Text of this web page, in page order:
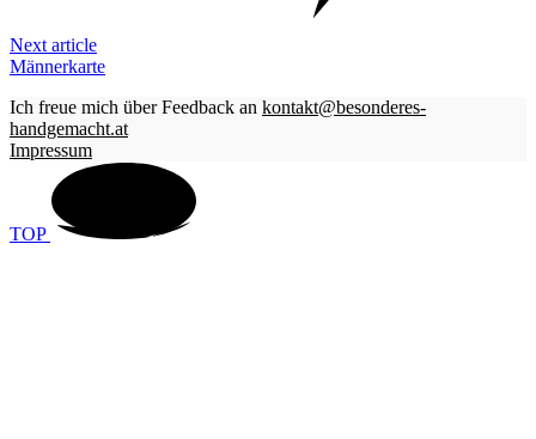
Next article
Männerkarte
Ich freue mich über Feedback an kontakt@besonderes-
handgemacht.at
Impressum
TOP